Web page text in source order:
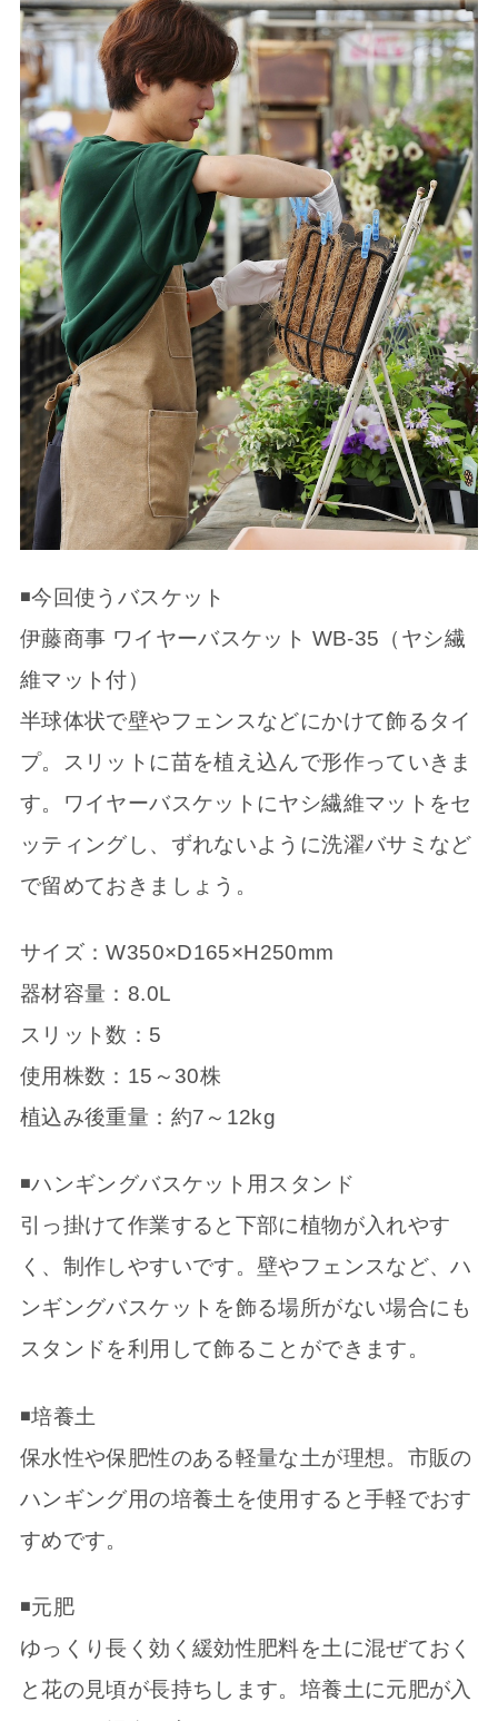
◾️今回使うバスケット
伊藤商事 ワイヤーバスケット WB-35（ヤシ繊
維マット付）
半球体状で壁やフェンスなどにかけて飾るタイ
プ。スリットに苗を植え込んで形作っていきま
す。ワイヤーバスケットにヤシ繊維マットをセ
ッティングし、ずれないように洗濯バサミなど
で留めておきましょう。
サイズ：W350×D165×H250mm
器材容量：8.0L
スリット数：5
使用株数：15～30株
植込み後重量：約7～12kg
◾️ハンギングバスケット用スタンド
引っ掛けて作業すると下部に植物が入れやす
く、制作しやすいです。壁やフェンスなど、ハ
ンギングバスケットを飾る場所がない場合にも
スタンドを利用して飾ることができます。
◾️培養土
保水性や保肥性のある軽量な土が理想。市販の
ハンギング用の培養土を使用すると手軽でおす
すめです。
◾️元肥
ゆっくり長く効く緩効性肥料を土に混ぜておく
と花の見頃が長持ちします。培養土に元肥が入